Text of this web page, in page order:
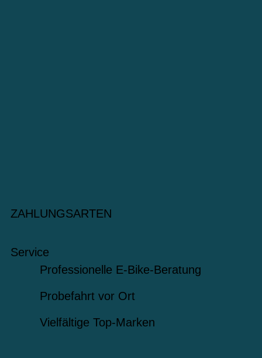
ZAHLUNGSARTEN
Service
Professionelle E-Bike-Beratung
Probefahrt vor Ort
Vielfältige Top-Marken